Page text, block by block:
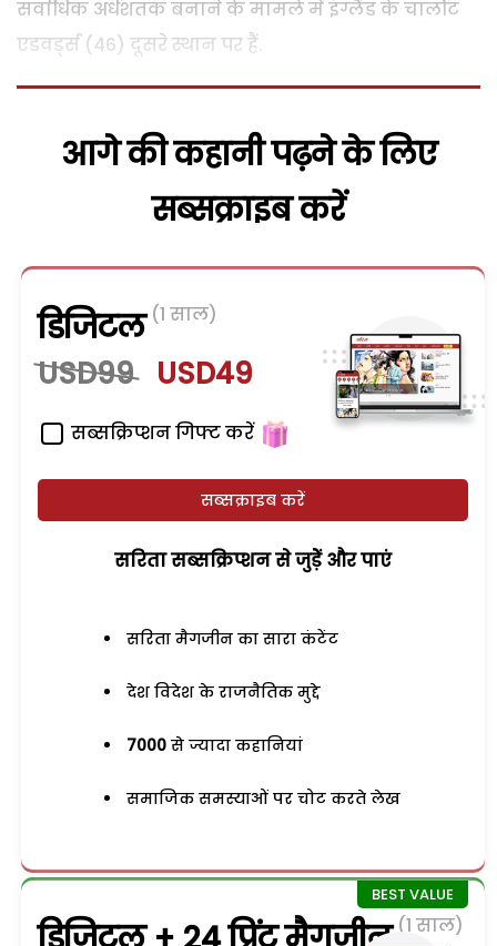
सर्वाधिक अर्धशतक बनाने के मामले में इंग्लैंड के चार्लोट
एडवर्ड्स (46) दूसरे स्थान पर हैं.
आगे की कहानी पढ़ने के लिए
सब्सक्राइब करें
डिजिटल (1 साल)
USD99 USD49
सब्सक्रिप्शन गिफ्ट करें
सब्सक्राइब करें
सरिता सब्सक्रिप्शन से जुड़ेें और पाएं
सरिता मैगजीन का सारा कंटेंट
देश विदेश के राजनैतिक मुद्दे
7000 से ज्यादा कहानियां
समाजिक समस्याओं पर चोट करते लेख
(1 साल)